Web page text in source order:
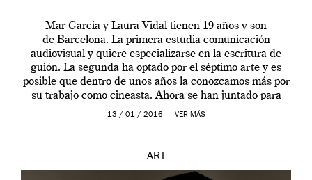
Mar Garcia y Laura Vidal tienen 19 años y son
de Barcelona. La primera estudia comunicación
audiovisual y quiere especializarse en la escritura de
guión. La segunda ha optado por el séptimo arte y es
posible que dentro de unos años la conozcamos más por
su trabajo como cineasta. Ahora se han juntado para
contarnos una […]
13 / 01 / 2016 — VER MÁS
ART